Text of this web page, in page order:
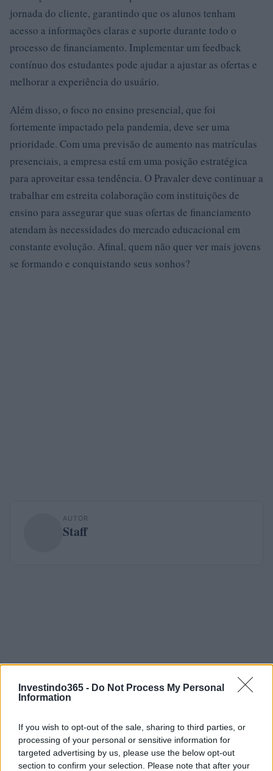
Investindo365 - Do Not Process My Personal
Information
If you wish to opt-out of the sale, sharing to third parties, or
processing of your personal or sensitive information for
targeted advertising by us, please use the below opt-out
section to confirm your selection. Please note that after your
jornada do cliente, garantindo que os alunos tenham
acesso a informações claras e suporte durante todo o
processo de financiamento. Implementar um feedback
contínuo dos estudantes pode ajudar a ajustar as ofertas e
melhorar a experiência do usuário.
Além disso, o foco no ensino presencial, que foi
fortemente impactado pela pandemia, deve ser uma
prioridade. Com uma previsão de aumento nas matrículas
presenciais, a empresa está em uma posição estratégica
para aproveitar essa tendência. O Pravaler deve continuar a
trabalhar em estreita colaboração com instituições de
ensino para assegurar que suas ofertas de financiamento
atendam às necessidades do mercado educacional em
constante evolução. Afinal, quem não quer ver mais jovens
se formando e conquistando seus sonhos?
AUTOR
Staff